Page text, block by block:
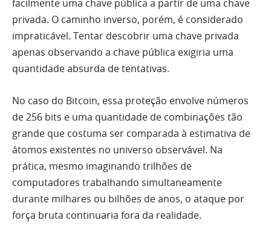
facilmente uma chave pública a partir de uma chave
privada. O caminho inverso, porém, é considerado
impraticável. Tentar descobrir uma chave privada
apenas observando a chave pública exigiria uma
quantidade absurda de tentativas.
No caso do Bitcoin, essa proteção envolve números
de 256 bits e uma quantidade de combinações tão
grande que costuma ser comparada à estimativa de
átomos existentes no universo observável. Na
prática, mesmo imaginando trilhões de
computadores trabalhando simultaneamente
durante milhares ou bilhões de anos, o ataque por
força bruta continuaria fora da realidade.